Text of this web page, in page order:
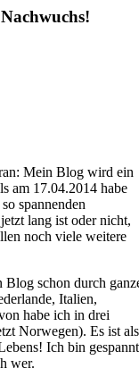
Mein Blog wird ein
am 17.04.2014 habe
spannenden
lang ist oder nicht,
noch viele weitere
Blog schon durch
Italien,
habe ich in drei
Norwegen). Es ist
Ich bin
wer.